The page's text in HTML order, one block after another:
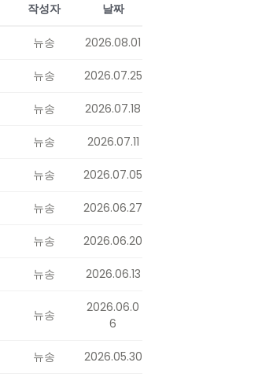
작성자 날짜
뉴송 2026.08.01
뉴송 2026.07.25
뉴송 2026.07.18
뉴송 2026.07.11
뉴송 2026.07.05
뉴송 2026.06.27
뉴송 2026.06.20
뉴송 2026.06.13
뉴송
2026.06.0
6
뉴송 2026.05.30